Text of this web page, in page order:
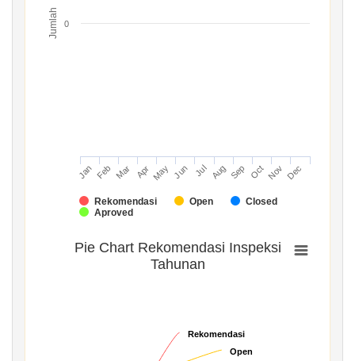
Jumlah
Rekomendasi Open
Closed
Aproved
Jan Feb Mar Apr May Jun Jul Aug Sep Oct Nov Dec
0
Pie Chart Rekomendasi Inspeksi
Tahunan
Rekomendasi
Rekomendasi
Open
Open